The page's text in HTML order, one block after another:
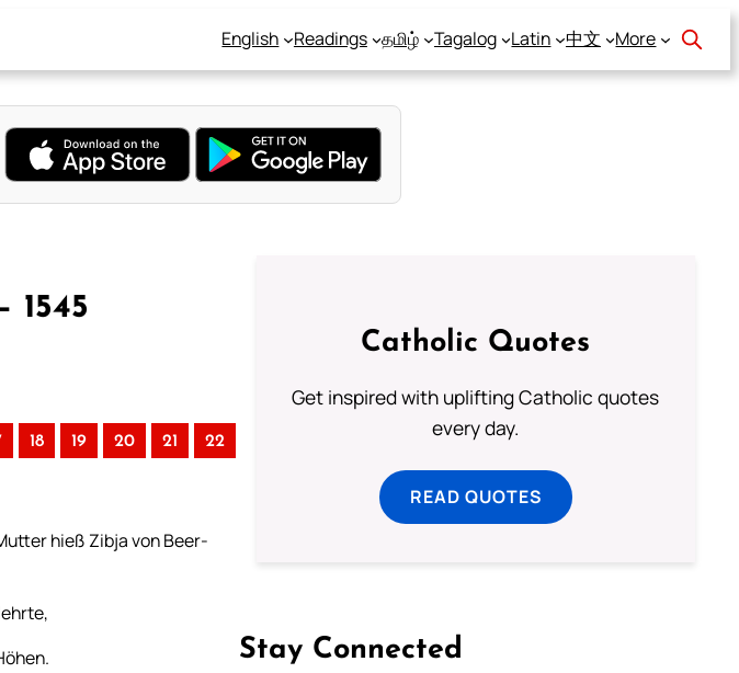
English Readings தமிழ் Tagalog Latin 中文 More
1545
18 19 20 21 22
hieß Zibja von Beer-
Catholic Quotes
Get inspired with uplifting Catholic quotes
every day.
READ QUOTES
Stay Connected